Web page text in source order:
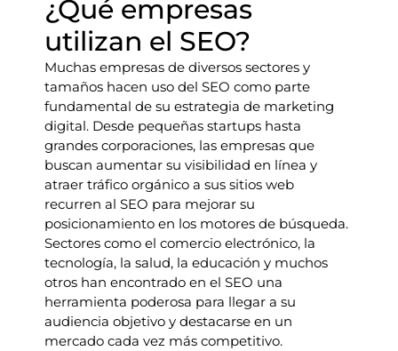
¿Qué empresas
utilizan el SEO?
Muchas empresas de diversos sectores y
tamaños hacen uso del SEO como parte
fundamental de su estrategia de marketing
digital. Desde pequeñas startups hasta
grandes corporaciones, las empresas que
buscan aumentar su visibilidad en línea y
atraer tráfico orgánico a sus sitios web
recurren al SEO para mejorar su
posicionamiento en los motores de búsqueda.
Sectores como el comercio electrónico, la
tecnología, la salud, la educación y muchos
otros han encontrado en el SEO una
herramienta poderosa para llegar a su
audiencia objetivo y destacarse en un
mercado cada vez más competitivo.